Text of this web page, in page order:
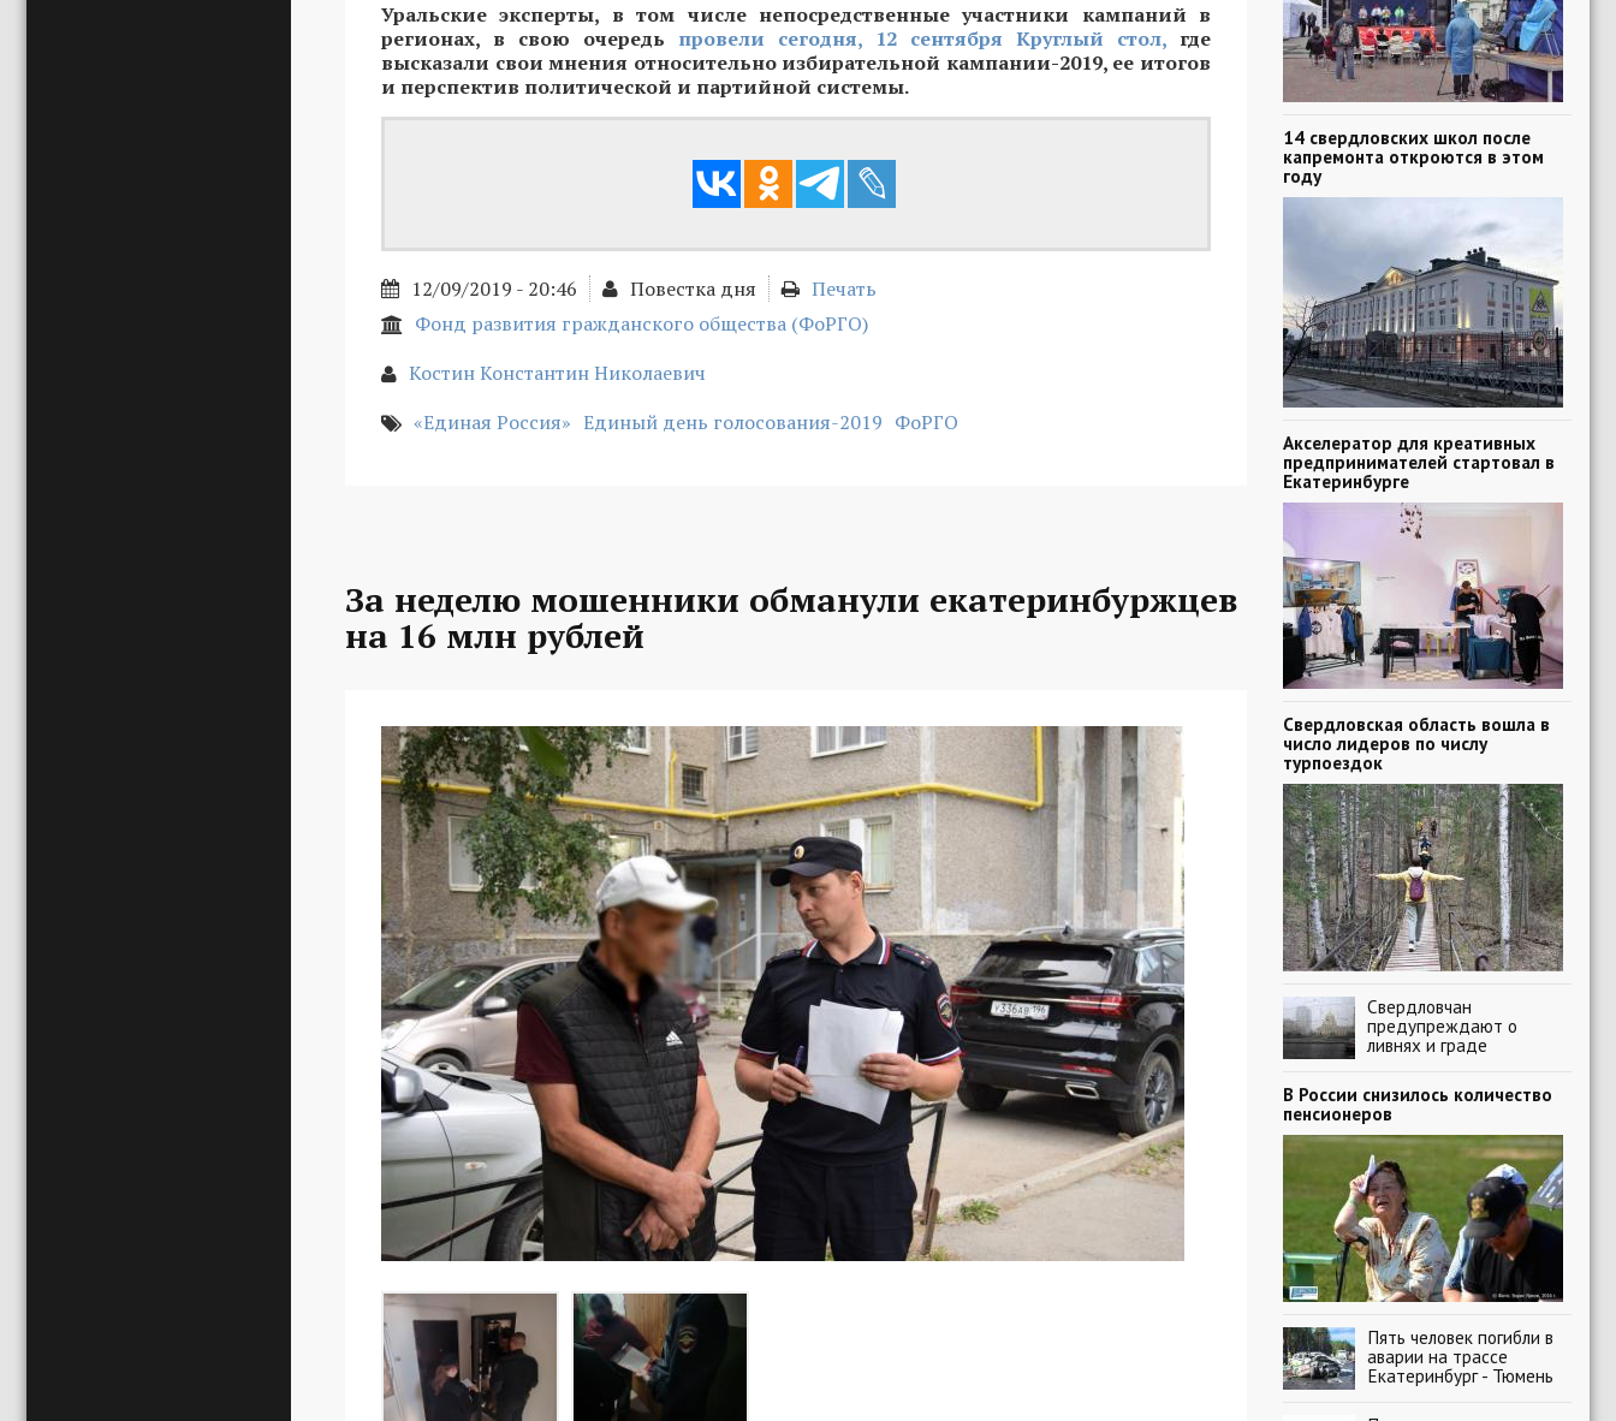
Уральские эксперты, в том числе непосредственные участники кампаний в
регионах, в свою очередь провели сегодня, 12 сентября Круглый стол, где
высказали свои мнения относительно избирательной кампании-2019, ее итогов
и перспектив политической и партийной системы.
12/09/2019 - 20:46 Повестка дня
Печать
Фонд развития гражданского общества (ФоРГО)
Костин Константин Николаевич
«Единая Россия» Единый день голосования-2019 ФоРГО
За неделю мошенники обманули екатеринбуржцев
на 16 млн рублей
14 свердловских школ после
капремонта откроются в этом
году
Акселератор для креативных
предпринимателей стартовал в
Екатеринбурге
Свердловская область вошла в
число лидеров по числу
турпоездок
Свердловчан
предупреждают о
ливнях и граде
В России снизилось количество
пенсионеров
Пять человек погибли в
аварии на трассе
Екатеринбург - Тюмень